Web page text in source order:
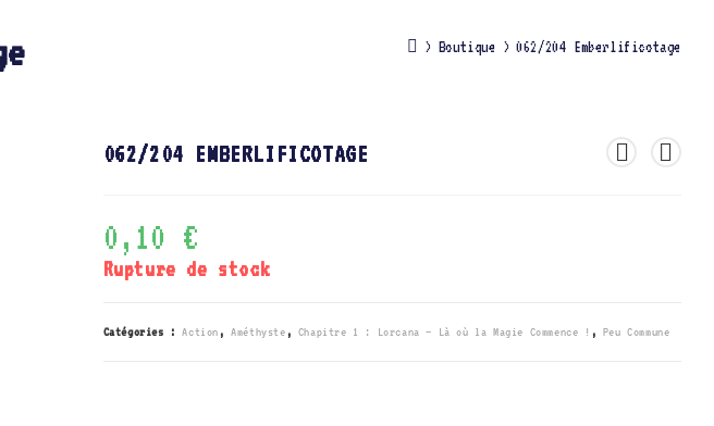
> Boutique > 062/204 Emberlificotage
062/204 EMBERLIFICOTAGE
0,10 €
Rupture de stock
Catégories :Action ,Améthyste , Chapitre 1 : Lorcana – Là où la Magie Commence ! , Peu Commune